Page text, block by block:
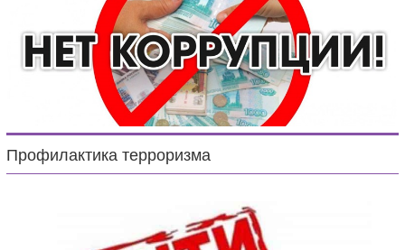
Профилактика терроризма